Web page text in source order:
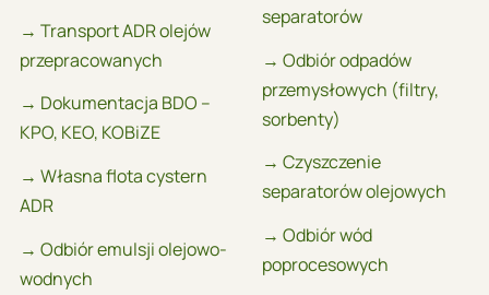
→ Transport ADR olejów
przepracowanych
→ Dokumentacja BDO –
KPO, KEO, KOBiZE
→ Własna flota cystern
ADR
→ Odbiór emulsji olejowo-
wodnych
separatorów
→ Odbiór odpadów
przemysłowych (filtry,
sorbenty)
→ Czyszczenie
separatorów olejowych
→ Odbiór wód
poprocesowych